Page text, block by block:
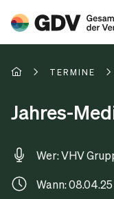
TERMINE
Jahres-
Wer: VHV
Wann: